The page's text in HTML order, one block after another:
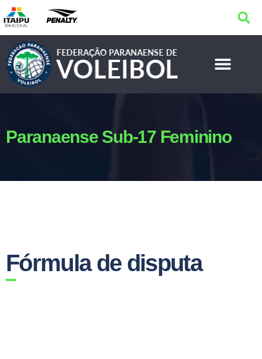
Paranaense Sub-17 Feminino
Fórmula de disputa